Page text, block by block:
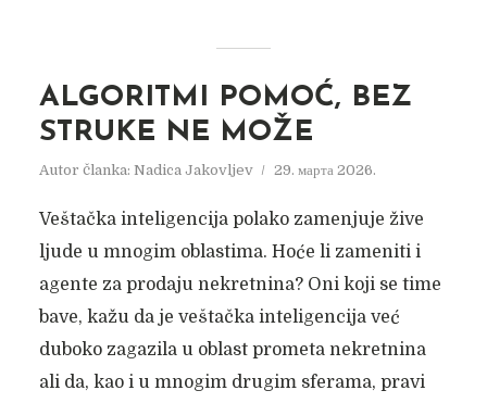
ALGORITMI POMOĆ, BEZ
STRUKE NE MOŽE
Autor članka: Nadica Jakovljev 29. марта 2026.
Veštačka inteligencija polako zamenjuje žive
ljude u mnogim oblastima. Hoće li zameniti i
agente za prodaju nekretnina? Oni koji se time
bave, kažu da je veštačka inteligencija već
duboko zagazila u oblast prometa nekretnina
ali da, kao i u mnogim drugim sferama, pravi